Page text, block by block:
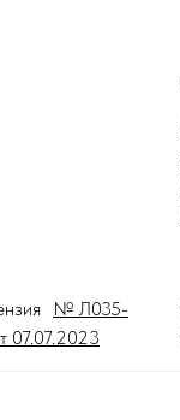
№ Л035-
07.07.2023